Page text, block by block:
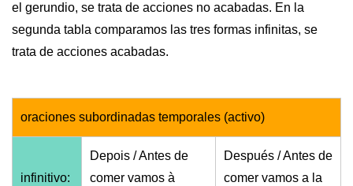
el gerundio, se trata de acciones no acabadas. En la
segunda tabla comparamos las tres formas infinitas, se
trata de acciones acabadas.
oraciones subordinadas temporales (activo)
infinitivo:
Depois / Antes de
comer vamos à
Después / Antes de
comer vamos a la